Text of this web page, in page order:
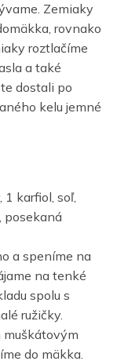
Zemiaky
rovnako
roztlačíme
a také
dostali po
kelu jemné
1 karfiol, soľ,
posekaná
a speníme na
na tenké
spolu s
ružičky.
muškátovým
do mäkka.